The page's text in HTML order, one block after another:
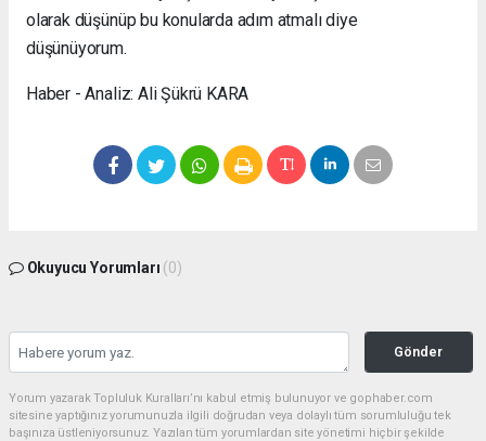
olarak düşünüp bu konularda adım atmalı diye
düşünüyorum.
Haber - Analiz: Ali Şükrü KARA
Okuyucu Yorumları (0)
Gönder
Yorum yazarak Topluluk Kuralları’nı kabul etmiş bulunuyor ve gophaber.com
sitesine yaptığınız yorumunuzla ilgili doğrudan veya dolaylı tüm sorumluluğu tek
başınıza üstleniyorsunuz. Yazılan tüm yorumlardan site yönetimi hiçbir şekilde